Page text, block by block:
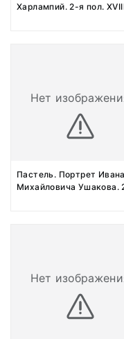
Харлампий. 2-я пол.
Нет
Пастель. Портрет Ивана
Михайловича Ушакова.
Нет